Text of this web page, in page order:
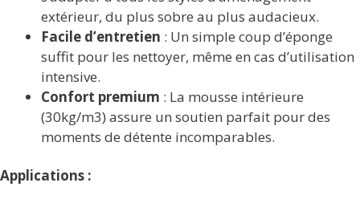
extérieur, du plus sobre au plus audacieux.
Facile d’entretien : Un simple coup d’éponge
suffit pour les nettoyer, même en cas d’utilisation
intensive.
Confort premium : La mousse intérieure
(30kg/m3) assure un soutien parfait pour des
moments de détente incomparables.
Applications :